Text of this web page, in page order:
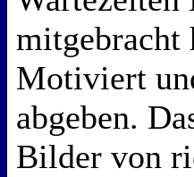
mitgebracht
Motiviert
abgeben.
Bilder von